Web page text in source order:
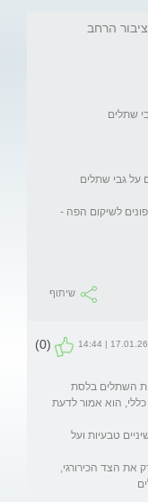
הרחב
לשיקום הפה -
שיתוף
17.01.26 | 14:44
(0)
השתלים בלסת
הוא אמור לדעת
טבעיות ועל
את הצד הכירורגי,